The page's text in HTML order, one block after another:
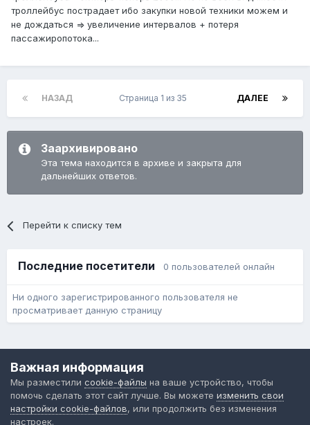
троллейбус пострадает ибо закупки новой техники можем и
не дождаться => увеличение интервалов + потеря
пассажиропотока...
НАЗАД ДАЛЕЕ
Страница 1 из 35
Заархивировано
Эта тема находится в архиве и закрыта для
дальнейших ответов.
Перейти к списку тем
Последние посетители 0 пользователей онлайн
Ни одного зарегистрированного пользователя не
просматривает данную страницу
Форум общественного транспорта
Powered by Invision Community
Важная информация
Мы разместили cookie-файлы на ваше устройство, чтобы
помочь сделать этот сайт лучше. Вы можете изменить свои
настройки cookie-файлов, или продолжить без изменения
настроек.